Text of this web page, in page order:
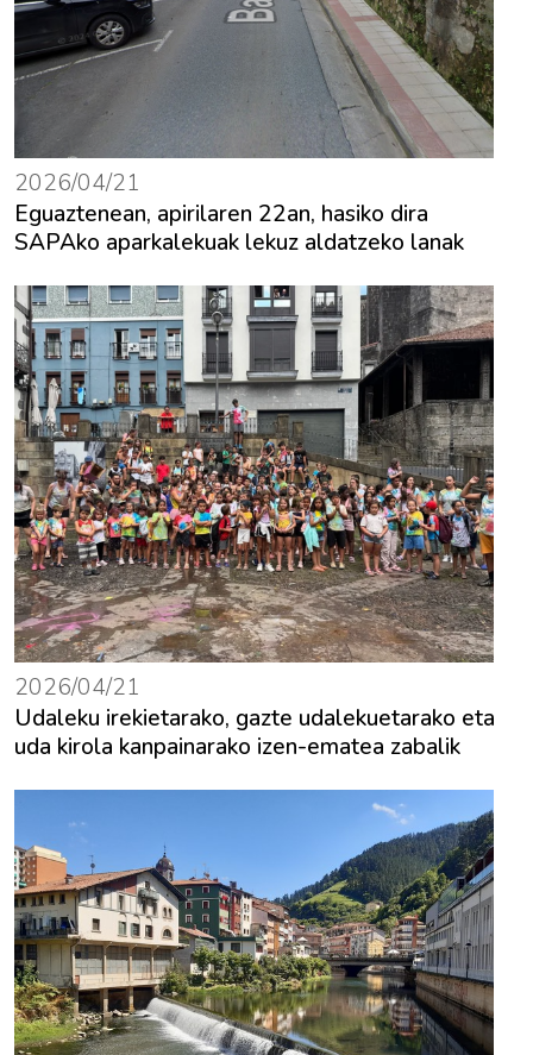
2026/04/21
Eguaztenean, apirilaren 22an, hasiko dira
SAPAko aparkalekuak lekuz aldatzeko lanak
2026/04/21
Udaleku irekietarako, gazte udalekuetarako eta
uda kirola kanpainarako izen-ematea zabalik